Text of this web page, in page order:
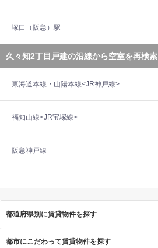
塚口（阪急）駅
久々知2丁目戸建の沿線から空室を再検索
東海道本線・山陽本線<JR神戸線>
福知山線<JR宝塚線>
阪急神戸線
都道府県別に賃貸物件を探す
都市にこだわって賃貸物件を探す